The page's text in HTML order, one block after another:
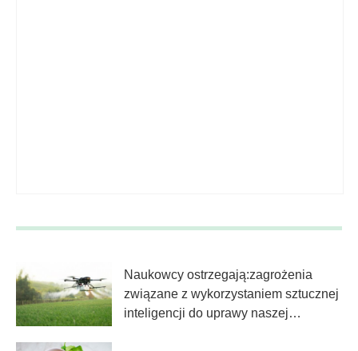
Naukowcy ostrzegają:zagrożenia
związane z wykorzystaniem sztucznej
inteligencji do uprawy naszej